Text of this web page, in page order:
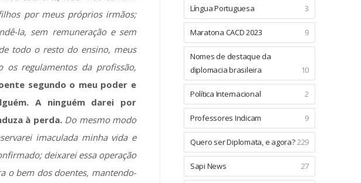
por meus próprios irmãos;
la, sem remuneração e sem
todo o resto do ensino, meus
regulamentos da profissão,
segundo o meu poder e
A ninguém darei por
à perda.Do mesmo modo
imaculada minha vida e
deixarei essa operação
o bem dos doentes, mantendo-
Língua Portuguesa 3
Maratona CACD 2023 9
Nomes de destaque da
diplomacia brasileira
10
Política Internacional 2
Professores Indicam 9
Quero ser Diplomata, e agora?229
Sapi News 27